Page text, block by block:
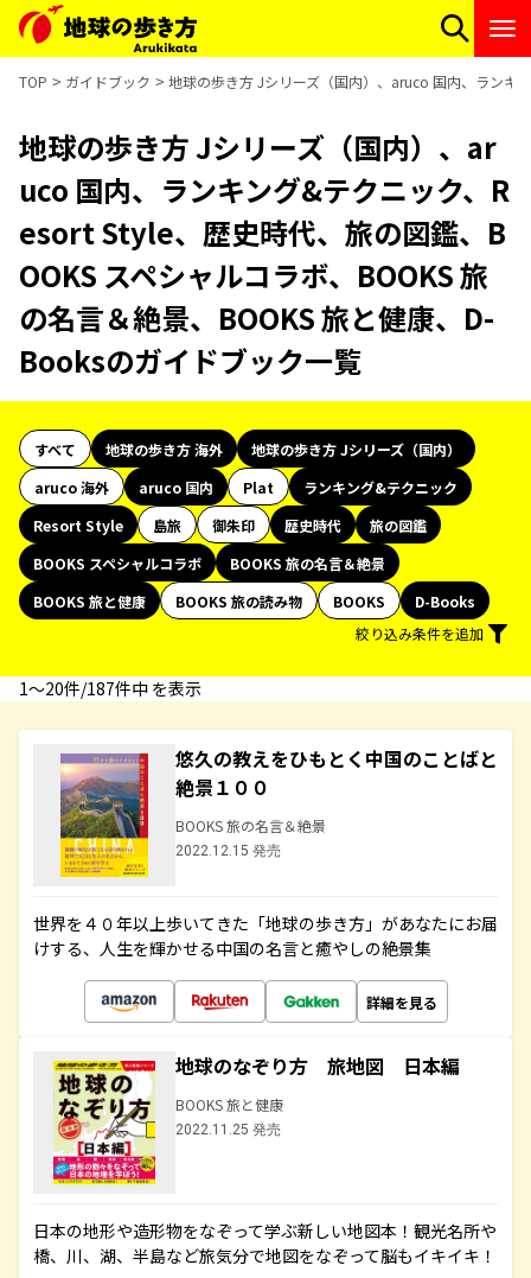
TOP ガイドブック 地球の歩き方 Jシリーズ（国内）、aruco 国内、ランキ
地球の歩き方 Jシリーズ（国内）、ar
uco 国内、ランキング&テクニック、R
esort Style、歴史時代、旅の図鑑、B
OOKS スペシャルコラボ、BOOKS 旅
の名言＆絶景、BOOKS 旅と健康、D-
Booksのガイドブック一覧
すべて 地球の歩き方 海外
地球の歩き方 Jシリーズ（国内）
aruco 海外
aruco 国内 Plat
ランキング&テクニック
Resort Style
島旅 御朱印 歴史時代
旅の図鑑
BOOKS スペシャルコラボ
BOOKS 旅の名言＆絶景
BOOKS 旅と健康
BOOKS 旅の読み物 BOOKS
D-Books
絞り込み条件を追加
1〜20件/187件中 を表示
悠久の教えをひもとく中国のことばと
絶景１００
BOOKS 旅の名言＆絶景
2022.12.15 発売
世界を４０年以上歩いてきた「地球の歩き方」があなたにお届
けする、人生を輝かせる中国の名言と癒やしの絶景集
詳細を見る
地球のなぞり方 旅地図 日本編
BOOKS 旅と健康
2022.11.25 発売
日本の地形や造形物をなぞって学ぶ新しい地図本！観光名所や
橋、川、湖、半島など旅気分で地図をなぞって脳もイキイキ！